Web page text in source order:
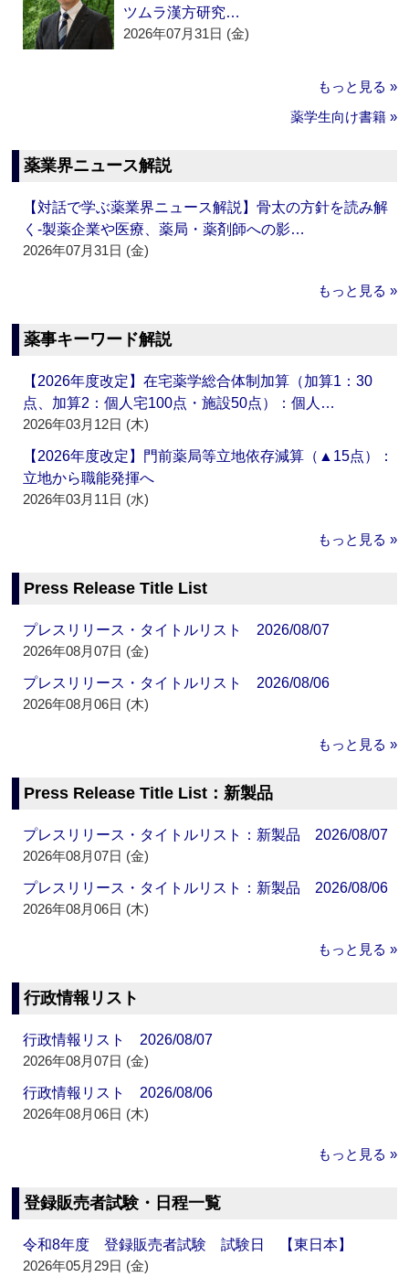
ツムラ漢方研究…
2026年07月31日 (金)
もっと見る »
薬学生向け書籍 »
薬業界ニュース解説
【対話で学ぶ薬業界ニュース解説】骨太の方針を読み解
く‐製薬企業や医療、薬局・薬剤師への影…
2026年07月31日 (金)
もっと見る »
薬事キーワード解説
【2026年度改定】在宅薬学総合体制加算（加算1：30
点、加算2：個人宅100点・施設50点）：個人…
2026年03月12日 (木)
【2026年度改定】門前薬局等立地依存減算（▲15点）：
立地から職能発揮へ
2026年03月11日 (水)
もっと見る »
Press Release Title List
プレスリリース・タイトルリスト 2026/08/07
2026年08月07日 (金)
プレスリリース・タイトルリスト 2026/08/06
2026年08月06日 (木)
もっと見る »
Press Release Title List：新製品
プレスリリース・タイトルリスト：新製品 2026/08/07
2026年08月07日 (金)
プレスリリース・タイトルリスト：新製品 2026/08/06
2026年08月06日 (木)
もっと見る »
行政情報リスト
行政情報リスト 2026/08/07
2026年08月07日 (金)
行政情報リスト 2026/08/06
2026年08月06日 (木)
もっと見る »
登録販売者試験・日程一覧
令和8年度 登録販売者試験 試験日 【東日本】
2026年05月29日 (金)